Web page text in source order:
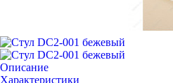
Описание
Характеристики